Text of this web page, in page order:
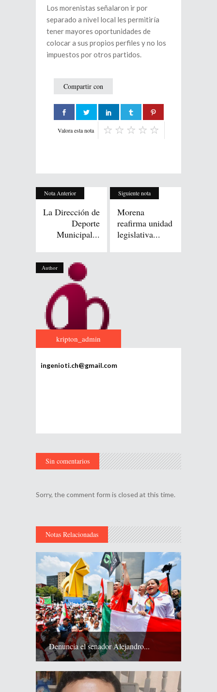
Los morenistas señalaron ir por
separado a nivel local les permitiría
tener mayores oportunidades de
colocar a sus propios perfiles y no los
impuestos por otros partidos.
Compartir con
Valora esta nota
Nota Anterior
La Dirección de
Deporte
Municipal...
Siguiente nota
Morena
reafirma unidad
legislativa...
Author
kripton_admin
ingenioti.ch@gmail.com
Sin comentarios
Sorry, the comment form is closed at this time.
Notas Relacionadas
Denuncia el senador Alejandro...